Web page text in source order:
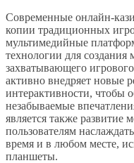
Современные онлайн-
копии традиционных
мультимедийные
технологии для создания
захватывающего
активно внедряет новые
интерактивности, чтобы
незабываемые
является также развитие
пользователям
время и в любом месте,
планшеты.